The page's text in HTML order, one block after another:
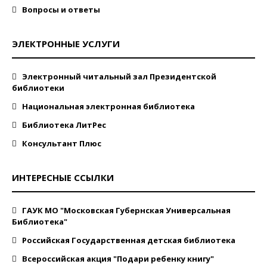
Вопросы и ответы
ЭЛЕКТРОННЫЕ УСЛУГИ
Электронный читальный зал Президентской
библиотеки
Национальная электронная библиотека
Библиотека ЛитРес
Консультант Плюс
ИНТЕРЕСНЫЕ ССЫЛКИ
ГАУК МО "Московская Губернская Универсальная
Библиотека"
Российская Государственная детская библиотека
Всероссийская акция "Подари ребенку книгу"